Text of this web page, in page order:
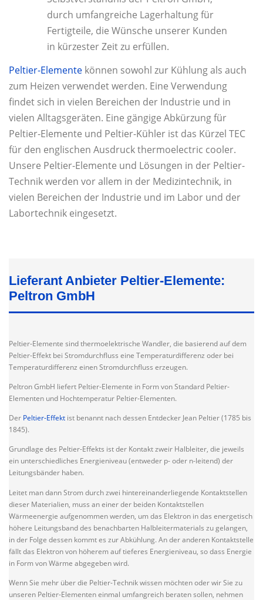
durch umfangreiche Lagerhaltung für
Fertigteile, die Wünsche unserer Kunden
in kürzester Zeit zu erfüllen.
Peltier-Elemente können sowohl zur Kühlung als auch
zum Heizen verwendet werden. Eine Verwendung
findet sich in vielen Bereichen der Industrie und in
vielen Alltagsgeräten. Eine gängige Abkürzung für
Peltier-Elemente und Peltier-Kühler ist das Kürzel TEC
für den englischen Ausdruck thermoelectric cooler.
Unsere Peltier-Elemente und Lösungen in der Peltier-
Technik werden vor allem in der Medizintechnik, in
vielen Bereichen der Industrie und im Labor und der
Labortechnik eingesetzt.
Lieferant Anbieter Peltier-Elemente:
Peltron GmbH
Peltier-Elemente sind thermoelektrische Wandler, die basierend auf dem
Peltier-Effekt bei Stromdurchfluss eine Temperaturdifferenz oder bei
Temperaturdifferenz einen Stromdurchfluss erzeugen.
Peltron GmbH liefert Peltier-Elemente in Form von Standard Peltier-
Elementen und Hochtemperatur Peltier-Elementen.
Der Peltier-Effekt ist benannt nach dessen Entdecker Jean Peltier (1785 bis
1845).
Grundlage des Peltier-Effekts ist der Kontakt zweir Halbleiter, die jeweils
ein unterschiedliches Energieniveau (entweder p- oder n-leitend) der
Leitungsbänder haben.
Leitet man dann Strom durch zwei hintereinanderliegende Kontaktstellen
dieser Materialien, muss an einer der beiden Kontaktstellen
Wärmeenergie aufgenommen werden, um das Elektron in das energetisch
höhere Leitungsband des benachbarten Halbleitermaterials zu gelangen,
in der Folge dessen kommt es zur Abkühlung. An der anderen Kontaktstelle
fällt das Elektron von höherem auf tieferes Energieniveau, so dass Energie
in Form von Wärme abgegeben wird.
Wenn Sie mehr über die Peltier-Technik wissen möchten oder wir Sie zu
unseren Peltier-Elementen einmal umfangreich beraten sollen, nehmen